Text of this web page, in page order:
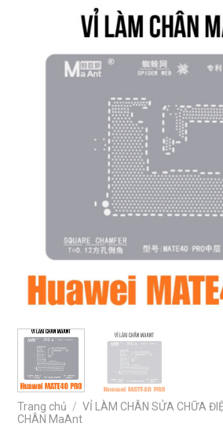
Trang chủ / VỈ LÀM CHÂN SỬA CHỮA
CHÂN MaAnt